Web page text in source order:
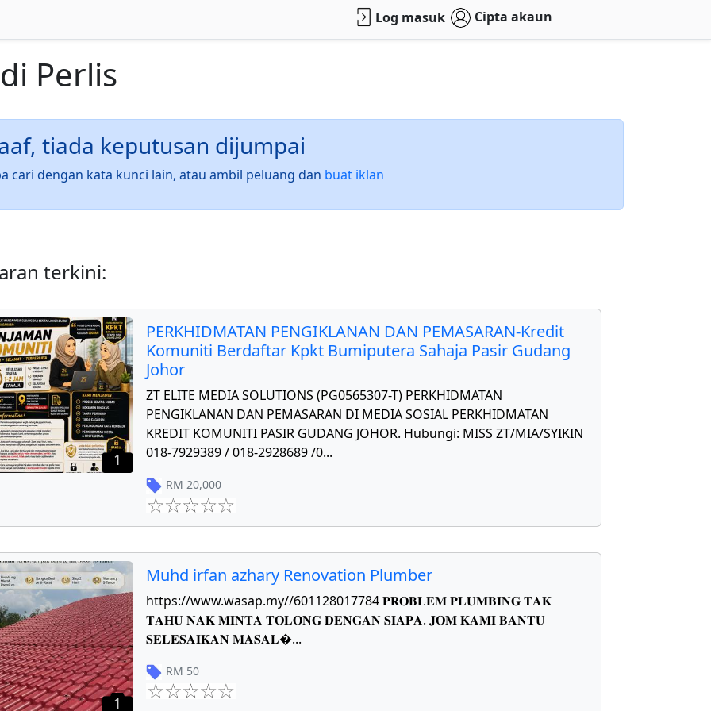
Log masuk Cipta akaun
di Perlis
tiada keputusan dijumpai
cari dengan kata kunci lain, atau ambil peluang dan buat iklan
terkini:
1
PERKHIDMATAN PENGIKLANAN DAN PEMASARAN-Kredit
Komuniti Berdaftar Kpkt Bumiputera Sahaja Pasir Gudang
Johor
ZT ELITE MEDIA SOLUTIONS (PG0565307-T) PERKHIDMATAN
PENGIKLANAN DAN PEMASARAN DI MEDIA SOSIAL PERKHIDMATAN
KREDIT KOMUNITI PASIR GUDANG JOHOR. Hubungi: MISS ZT/MIA/SYIKIN
018-7929389 / 018-2928689 /0...
RM 20,000
1
Muhd irfan azhary Renovation Plumber
https://www.wasap.my//601128017784 𝐏𝐑𝐎𝐁𝐋𝐄𝐌 𝐏𝐋𝐔𝐌𝐁𝐈𝐍𝐆 𝐓𝐀𝐊
𝐓𝐀𝐇𝐔 𝐍𝐀𝐊 𝐌𝐈𝐍𝐓𝐀 𝐓𝐎𝐋𝐎𝐍𝐆 𝐃𝐄𝐍𝐆𝐀𝐍 𝐒𝐈𝐀𝐏𝐀. 𝐉𝐎𝐌 𝐊𝐀𝐌𝐈 𝐁𝐀𝐍𝐓𝐔
𝐒𝐄𝐋𝐄𝐒𝐀𝐈𝐊𝐀𝐍 𝐌𝐀𝐒𝐀𝐋...
RM 50